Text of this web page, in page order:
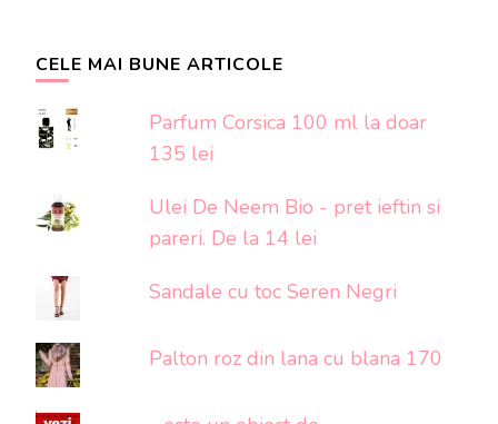
CELE MAI BUNE ARTICOLE
Parfum Corsica 100 ml la doar
135 lei
Ulei De Neem Bio - pret ieftin si
pareri. De la 14 lei
Sandale cu toc Seren Negri
Palton roz din lana cu blana 170